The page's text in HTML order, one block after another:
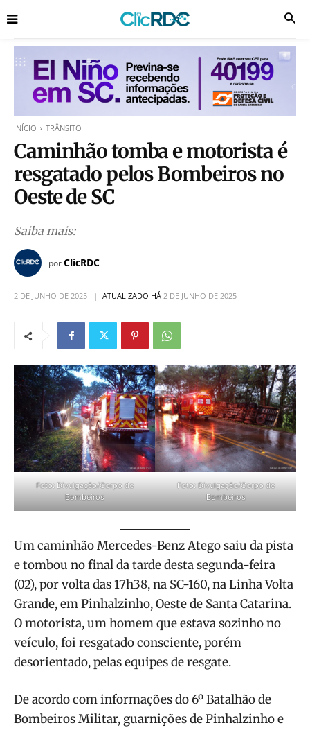
INÍCIO TRÂNSITO
Caminhão tomba e motorista é
resgatado pelos Bombeiros no
Oeste de SC
Saiba mais:
porClicRDC
2 DE JUNHO DE 2025 ATUALIZADO HÁ 2 DE JUNHO DE 2025
Foto: Divulgação/Corpo de
Bombeiros
Foto: Divulgação/Corpo de
Bombeiros
Um caminhão Mercedes-Benz Atego saiu da pista
e tombou no final da tarde desta segunda-feira
(02), por volta das 17h38, na SC-160, na Linha Volta
Grande, em Pinhalzinho, Oeste de Santa Catarina.
O motorista, um homem que estava sozinho no
veículo, foi resgatado consciente, porém
desorientado, pelas equipes de resgate.
De acordo com informações do 6º Batalhão de
Bombeiros Militar, guarnições de Pinhalzinho e